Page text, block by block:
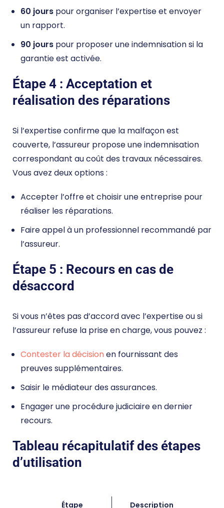
60 jours pour organiser l’expertise et envoyer
un rapport.
90 jours pour proposer une indemnisation si la
garantie est activée.
Étape 4 : Acceptation et
réalisation des réparations
Si l’expertise confirme que la malfaçon est
couverte, l’assureur propose une indemnisation
correspondant au coût des travaux nécessaires.
Vous avez deux options :
Accepter l’offre et choisir une entreprise pour
réaliser les réparations.
Faire appel à un professionnel recommandé par
l’assureur.
Étape 5 : Recours en cas de
désaccord
Si vous n’êtes pas d’accord avec l’expertise ou si
l’assureur refuse la prise en charge, vous pouvez :
Contester la décisionen fournissant des
preuves supplémentaires.
Saisir le médiateur des assurances.
Engager une procédure judiciaire en dernier
recours.
Tableau récapitulatif des étapes
d’utilisation
Étape
Description